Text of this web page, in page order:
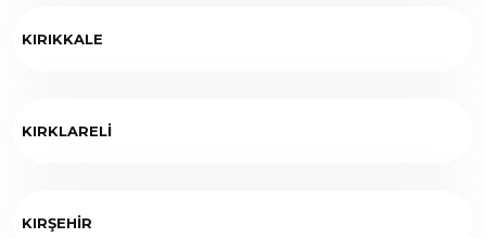
KIRIKKALE
KIRKLARELİ
KIRŞEHİR